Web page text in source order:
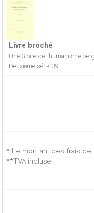
Livre broché
Une Gloire de l'humanisme
Deuxième série-39
* Le montant des frais
**TVA incluse.